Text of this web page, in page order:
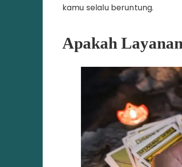
kamu selalu beruntung.
Apakah